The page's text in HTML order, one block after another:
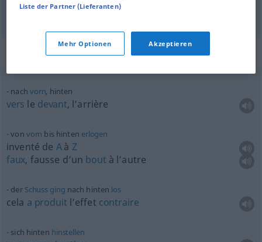
Beispielsätze für "hinten"
nach vorn, hinten
vers le devant, l’arrière
von vorn bis hinten erlogen
inventé de Aà Z
faux, fausse d’un bout à l’autre
der Schuss ging nach hinten los
cela a produit l’effet contraire
sich hinten hinstellen
Liste der Partner (Lieferanten)
Mehr Optionen Akzeptieren